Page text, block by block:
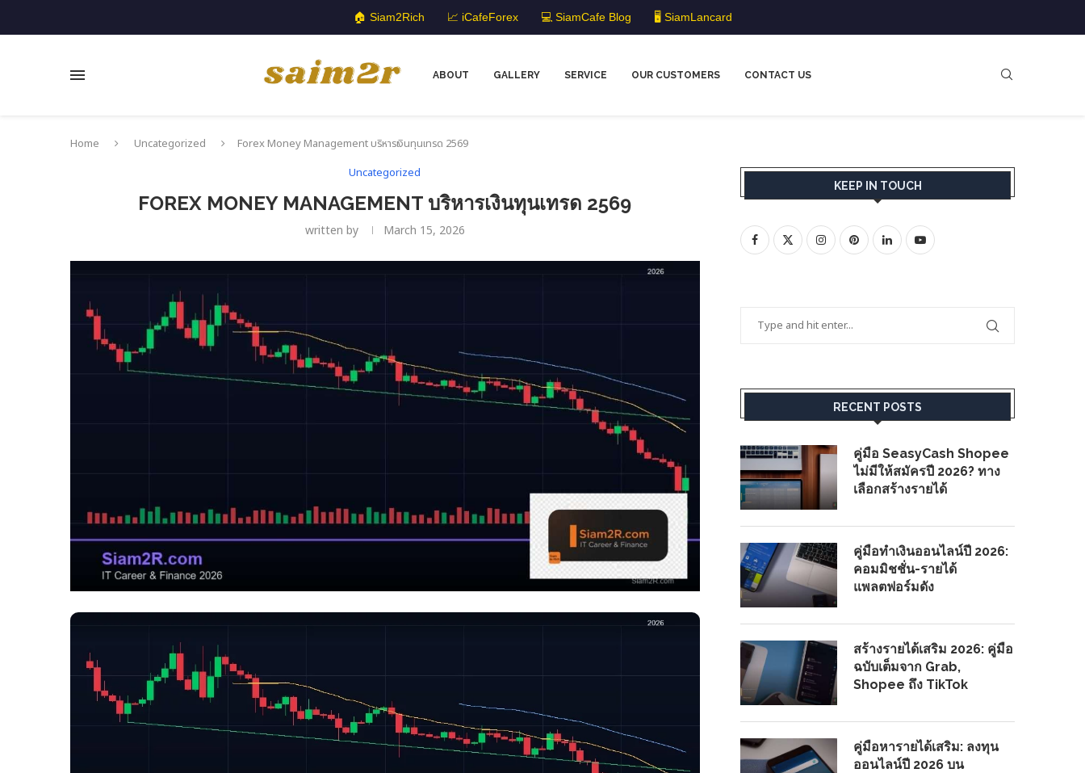
🏠 Siam2Rich 📈 iCafeForex 💻 SiamCafe Blog 🖥️ SiamLancard
ABOUT GALLERY SERVICE OUR CUSTOMERS CONTACT US
Home Uncategorized
Forex Money Management บริหารเงินทุนเทรด 2569
Uncategorized
FOREX MONEY MANAGEMENT บริหารเงินทุนเทรด 2569
written by March 15, 2026
KEEP IN TOUCH
RECENT POSTS
คู่มือ SeasyCash Shopee
ไม่มีให้สมัครปี 2026? ทาง
เลือกสร้างรายได้
คู่มือทำเงินออนไลน์ปี 2026:
คอมมิชชั่น-รายได้
แพลตฟอร์มดัง
สร้างรายได้เสริม 2026: คู่มือ
ฉบับเต็มจาก Grab,
Shopee ถึง TikTok
คู่มือหารายได้เสริม: ลงทุน
ออนไลน์ปี 2026 บน